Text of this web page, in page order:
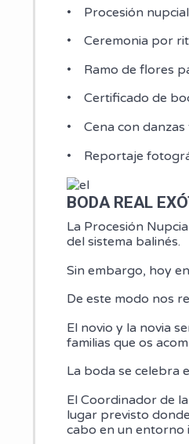
• Procesión
• Ceremonia por
• Ramo de flores
• Certificado de
• Cena con danzas
• Reportaje
BODA REAL
La Procesión
del sistema balinés.
Sin embargo, hoy
De este modo nos
El novio y la novia
familias que os
La boda se celebra
El Coordinador de
lugar previsto
cabo en un entorno